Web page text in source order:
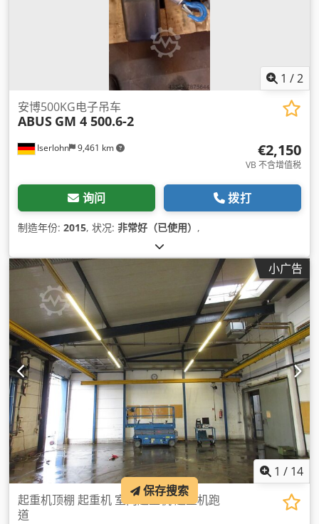
1 /2
Iserlohn 9,461 km
安博500KG电子吊车
ABUS GM 4 500.6-2
€2,150
VB 不含增值税
询问 拨打
制造年份: 2015, 状况: 非常好（已使用） ,
小广告
1 / 14
起重机顶棚 起重机 室内起重机 起重机跑
道
保存搜索